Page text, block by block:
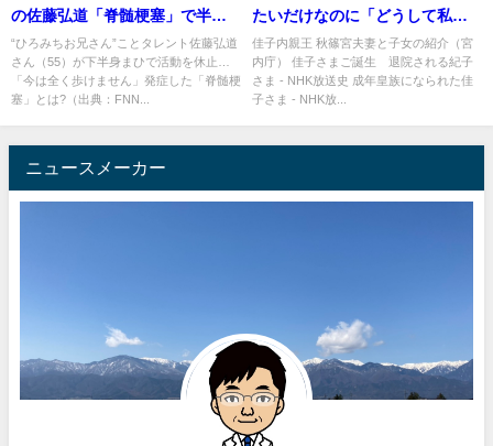
の佐藤弘道「脊髄梗塞」で半身
不随。速水けんたろうは殺人者
だしなぁ
“ひろみちお兄さん”ことタレント佐藤弘道
さん（55）が下半身まひで活動を休止…
「今は全く歩けません」発症した「脊髄梗
塞」とは?（出典：FNN...
たいだけなのに「どうして私が
悪者なの」。じゃあアパートに
引っ越せば？
佳子内親王 秋篠宮夫妻と子女の紹介（宮
内庁） 佳子さまご誕生 退院される紀子
さま - NHK放送史 成年皇族になられた佳
子さま - NHK放...
ニュースメーカー